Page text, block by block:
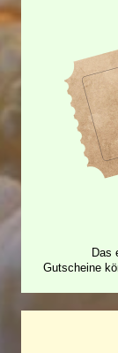
Das
Gutscheine